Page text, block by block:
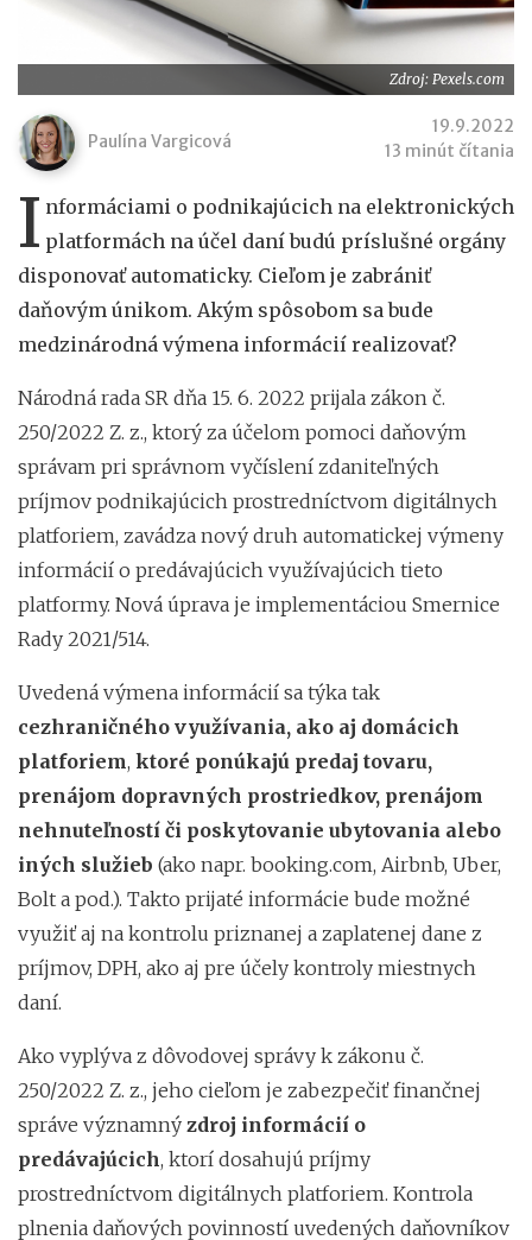
Zdroj: Pexels.com
Paulína Vargicová
19.9.2022
13 minút čítania
I nformáciami o podnikajúcich na elektronických
platformách na účel daní budú príslušné orgány
disponovať automaticky. Cieľom je zabrániť
daňovým únikom. Akým spôsobom sa bude
medzinárodná výmena informácií realizovať?
Národná rada SR dňa 15. 6. 2022 prijala zákon č.
250/2022 Z. z., ktorý za účelom pomoci daňovým
správam pri správnom vyčíslení zdaniteľných
príjmov podnikajúcich prostredníctvom digitálnych
platforiem, zavádza nový druh automatickej výmeny
informácií o predávajúcich využívajúcich tieto
platformy. Nová úprava je implementáciou Smernice
Rady 2021/514.
Uvedená výmena informácií sa týka tak
cezhraničného využívania, ako aj domácich
platforiem, ktoré ponúkajú predaj tovaru,
prenájom dopravných prostriedkov, prenájom
nehnuteľností či poskytovanie ubytovania alebo
iných služieb (ako napr. booking.com, Airbnb, Uber,
Bolt a pod.). Takto prijaté informácie bude možné
využiť aj na kontrolu priznanej a zaplatenej dane z
príjmov, DPH, ako aj pre účely kontroly miestnych
daní.
Ako vyplýva z dôvodovej správy k zákonu č.
250/2022 Z. z., jeho cieľom je zabezpečiť finančnej
správe významný zdroj informácií o
predávajúcich, ktorí dosahujú príjmy
prostredníctvom digitálnych platforiem. Kontrola
plnenia daňových povinností uvedených daňovníkov